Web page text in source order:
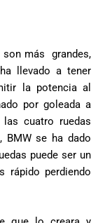
más grandes,
llevado a tener
la potencia al
por goleada a
cuatro ruedas
se ha dado
puede ser un
rápido perdiendo